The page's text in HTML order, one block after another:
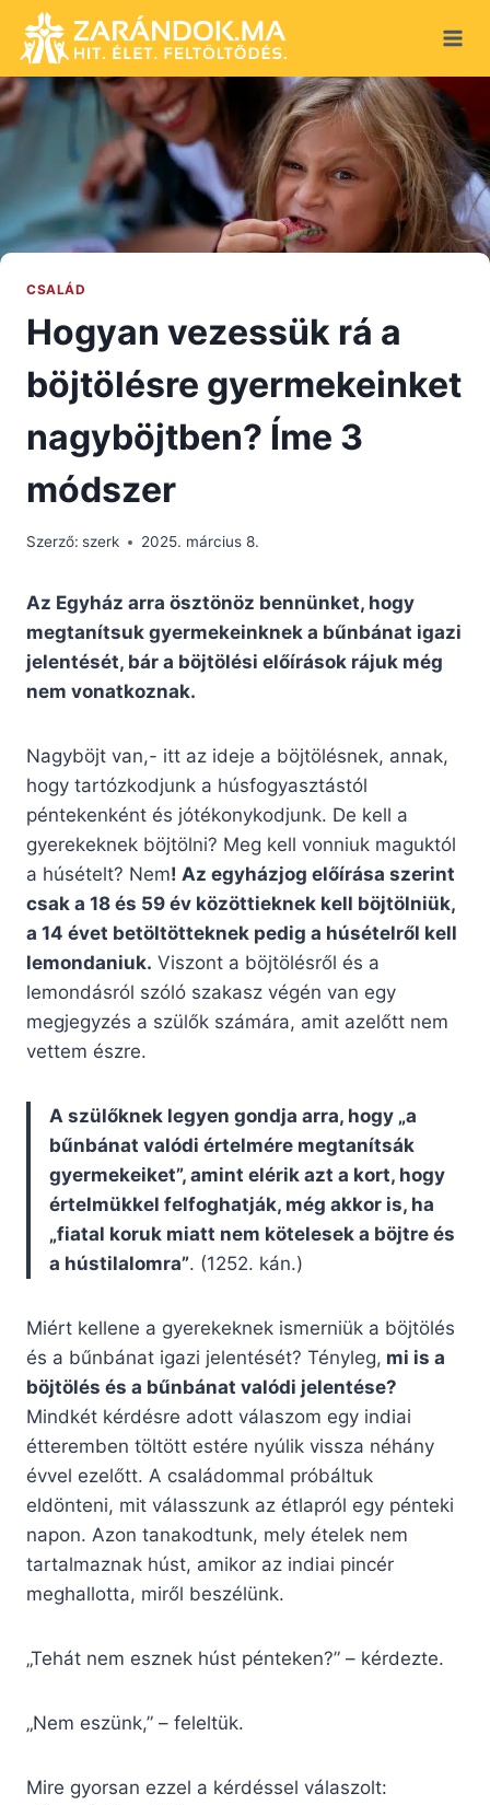
content
CSALÁD
Hogyan vezessük rá a
böjtölésre gyermekeinket
nagyböjtben? Íme 3
módszer
Szerző: szerk 2025. március 8.
Az Egyház arra ösztönöz bennünket, hogy
megtanítsuk gyermekeinknek a bűnbánat igazi
jelentését, bár a böjtölési előírások rájuk még
nem vonatkoznak.
Nagyböjt van,- itt az ideje a böjtölésnek, annak,
hogy tartózkodjunk a húsfogyasztástól
péntekenként és jótékonykodjunk. De kell a
gyerekeknek böjtölni? Meg kell vonniuk maguktól
a húsételt? Nem! Az egyházjog előírása szerint
csak a 18 és 59 év közöttieknek kell böjtölniük,
a 14 évet betöltötteknek pedig a húsételről kell
lemondaniuk. Viszont a böjtölésről és a
lemondásról szóló szakasz végén van egy
megjegyzés a szülők számára, amit azelőtt nem
vettem észre.
A szülőknek legyen gondja arra, hogy „a
bűnbánat valódi értelmére megtanítsák
gyermekeiket”, amint elérik azt a kort, hogy
értelmükkel felfoghatják, még akkor is, ha
„fiatal koruk miatt nem kötelesek a böjtre és
a hústilalomra”. (1252. kán.)
Miért kellene a gyerekeknek ismerniük a böjtölés
és a bűnbánat igazi jelentését? Tényleg, mi is a
böjtölés és a bűnbánat valódi jelentése?
Mindkét kérdésre adott válaszom egy indiai
étteremben töltött estére nyúlik vissza néhány
évvel ezelőtt. A családommal próbáltuk
eldönteni, mit válasszunk az étlapról egy pénteki
napon. Azon tanakodtunk, mely ételek nem
tartalmaznak húst, amikor az indiai pincér
meghallotta, miről beszélünk.
„Tehát nem esznek húst pénteken?” – kérdezte.
„Nem eszünk,” – feleltük.
Mire gyorsan ezzel a kérdéssel válaszolt: